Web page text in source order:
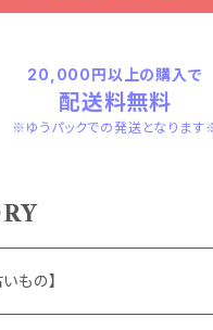
20,000円以上の購入で
配送料無料
※ゆうパックでの発送となります
もの】